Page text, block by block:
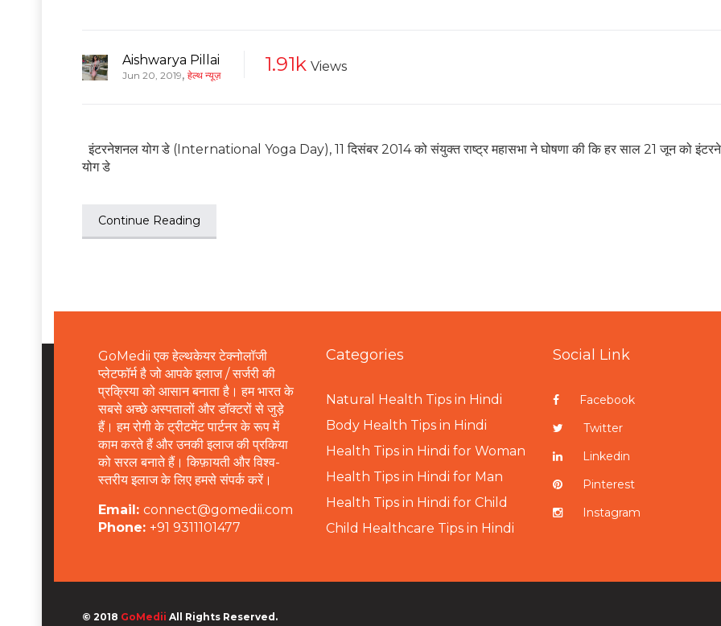
Aishwarya Pillai
Jun 20, 2019, हेल्थ न्यूज़ 1.91k Views
इंटरनेशनल योग डे (International Yoga Day), 11 दिसंबर 2014 को संयुक्त राष्ट्र महासभा ने घोषणा की कि हर साल 21 जून को
योग डे
Continue Reading
GoMedii एक हेल्थकेयर टेक्नोलॉजी
प्लेटफॉर्म है जो आपके इलाज / सर्जरी की
प्रक्रिया को आसान बनाता है। हम भारत के
सबसे अच्छे अस्पतालों और डॉक्टरों से जुड़े
हैं। हम रोगी के ट्रीटमेंट पार्टनर के रूप में
काम करते हैं और उनकी इलाज की प्रकिया
को सरल बनाते हैं। किफ़ायती और विश्व-
स्तरीय इलाज के लिए हमसे संपर्क करें।
Email: connect@gomedii.com
Phone: +91 9311101477
Categories
Natural Health Tips in Hindi
Body Health Tips in Hindi
Health Tips in Hindi for Woman
Health Tips in Hindi for Man
Health Tips in Hindi for Child
Child Healthcare Tips in Hindi
Social Link
Facebook
Twitter
Linkedin
Pinterest
Instagram
© 2018 GoMedii All Rights Reserved.